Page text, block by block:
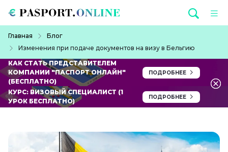
Главная
Блог
Изменения при подаче документов на визу в Бельгию
КАК СТАТЬ ПРЕДСТАВИТЕЛЕМ
КОМПАНИИ "ПАСПОРТ ОНЛАЙН"
(БЕСПЛАТНО)
ПОДРОБНЕЕ
КУРС: ВИЗОВЫЙ СПЕЦИАЛИСТ (1
УРОК БЕСПЛАТНО)
ПОДРОБНЕЕ